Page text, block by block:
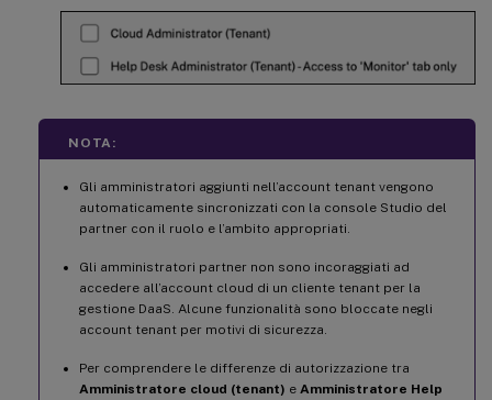
NOTA:
Gli amministratori aggiunti nell’account tenant vengono
automaticamente sincronizzati con la console Studio del
partner con il ruolo e l’ambito appropriati.
Gli amministratori partner non sono incoraggiati ad
accedere all’account cloud di un cliente tenant per la
gestione DaaS. Alcune funzionalità sono bloccate negli
account tenant per motivi di sicurezza.
Per comprendere le differenze di autorizzazione tra
Amministratore cloud (tenant) e Amministratore Help